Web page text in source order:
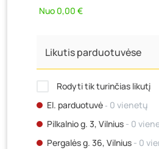
Nuo 0,00 €
Rodyti tik turinčias likutį
El. parduotuvė‐ 0 vienetų
Pilkalnio g. 3, Vilnius - 0
Pergalės g. 36, Vilnius - 0